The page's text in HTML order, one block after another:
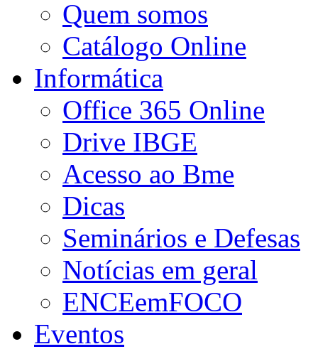
Quem somos
Catálogo Online
Informática
Office 365 Online
Drive IBGE
Acesso ao Bme
Dicas
Seminários e Defesas
Notícias em geral
ENCEemFOCO
Eventos